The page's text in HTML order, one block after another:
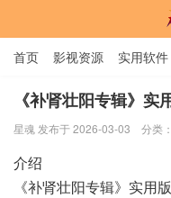
首页 影视资源 实用软件
用户中心 书籍 娱乐
《补肾壮阳专辑》实
星魂 发布于 2026-03-03 分类：
介绍
《补肾壮阳专辑》实用